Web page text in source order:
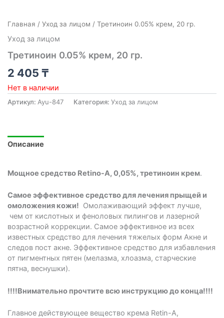
Главная / Уход за лицом / Третиноин 0.05% крем, 20 гр.
Уход за лицом
Третиноин 0.05% крем, 20 гр.
2 405 ₸
Нет в наличии
Артикул: Ayu-847 Категория: Уход за лицом
Описание
Мощное средство Retino-A, 0,05%, третиноин крем.
Самое эффективное средство для лечения прыщей и
омоложения кожи! Омолаживающий эффект лучше,
чем от кислотных и феноловых пилингов и лазерной
возрастной коррекции. Самое эффективное из всех
известных средство для лечения тяжелых форм Акне и
следов пост акне. Эффективное средство для избавления
от пигментных пятен (мелазма, хлоазма, старческие
пятна, веснушки).
!!!!Внимательно прочтите всю инструкцию до конца!!!!
Главное действующее вещество крема Retin-A,